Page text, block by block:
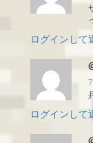
ログインして
ログインして